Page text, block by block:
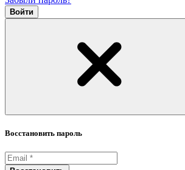
Войти
Восстановить пароль